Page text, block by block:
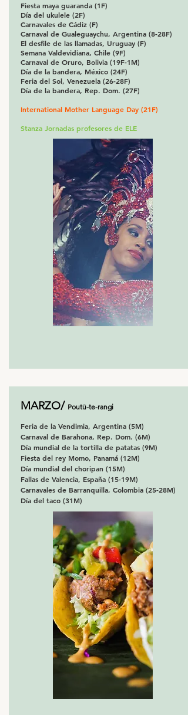
Fiesta maya guaranda (1F)
Día del ukulele (2F)
Carnavales de Cádiz (F)
Carnaval de Gualeguaychu, Argentina (8-28F)
El desfile de las llamadas, Uruguay (F)
Semana Valdevidiana, Chile (9F)
Carnaval de Oruro, Bolivia (19F-1M)
Día de la bandera, México (24F)
Feria del Sol, Venezuela (26-28F)
Día de la bandera, Rep. Dom. (27F)
International Mother Language Day (21F)
Stanza Jornadas profesores de ELE
MARZO/ Poutū-te-rangi
Feria de la Vendimia, Argentina (5M)
Carnaval de Barahona, Rep. Dom. (6M)
Día mundial de la tortilla de patatas (9M)
Fiesta del rey Momo, Panamá (12M)
Día mundial del choripan (15M)
Fallas de Valencia, España (15-19M)
Carnavales de Barranquilla, Colombia (25-28M)
Día del taco (31M)